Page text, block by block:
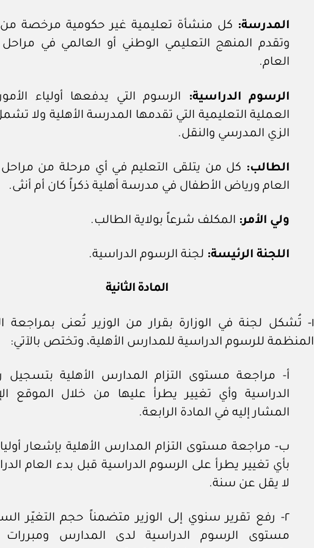
المدرسة: كل منشأة تعليمية غير حكومية مرخصة من
وتقدم المنهج التعليمي الوطني أو العالمي في مراحل
العام.
الرسوم الدراسية:
الرسوم التي يدفعها أولياء
العملية التعليمية التي تقدمها المدرسة الأهلية ولا
الزي المدرسي والنقل.
الطالب: كل من يتلقى التعليم في أي مرحلة من مراحل
العام ورياض الأطفال في مدرسة أهلية ذكراً كان أم أنثى.
ولي الأمر: المكلف شرعاً بولاية الطالب.
اللجنة الرئيسة: لجنة الرسوم الدراسية.
المادة الثانية
١- تُشكل لجنة في الوزارة بقرار من الوزير تُعنى بمراجعة
المنظمة للرسوم الدراسية للمدارس الأهلية، وتختص بالآتي:
أ- مراجعة مستوى التزام المدارس الأهلية بتسجيل
الدراسية وأي تغيير يطرأ عليها من خلال الموقع
المشار إليه في المادة الرابعة.
ب- مراجعة مستوى التزام المدارس الأهلية بإشعار
بأي تغيير يطرأ على الرسوم الدراسية قبل بدء العام
لا يقل عن سنة.
٢- رفع تقرير سنوي إلى الوزير متضمناً حجم التغيّر
مستوى الرسوم الدراسية لدى المدارس ومبررات